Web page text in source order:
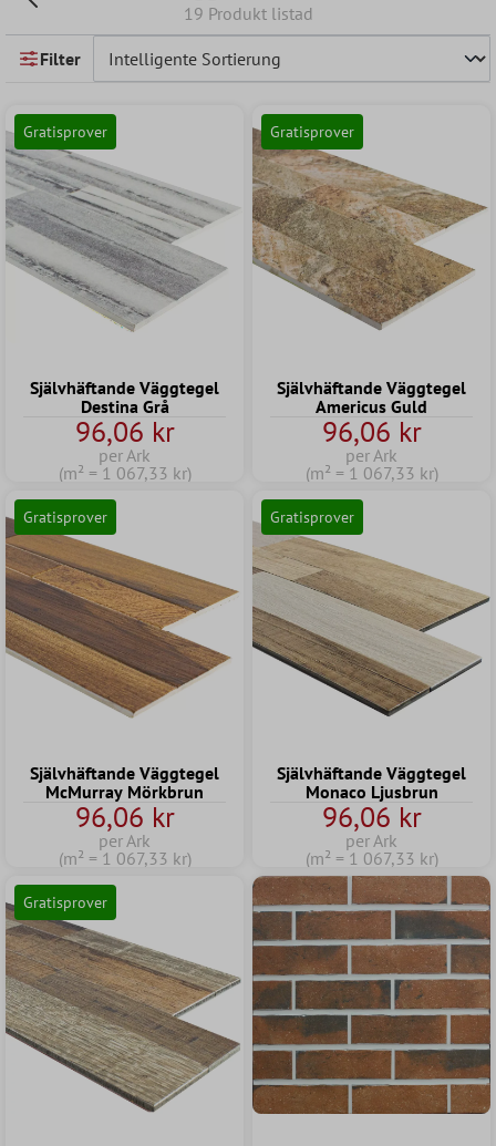
19 Produkt listad
Filter
Gratisprover
Självhäftande Väggtegel
Destina Grå
96,06 kr
per Ark
(m² = 1 067,33 kr)
Gratisprover
Självhäftande Väggtegel
Americus Guld
96,06 kr
per Ark
(m² = 1 067,33 kr)
Gratisprover
Självhäftande Väggtegel
McMurray Mörkbrun
96,06 kr
per Ark
(m² = 1 067,33 kr)
Gratisprover
Självhäftande Väggtegel
Monaco Ljusbrun
96,06 kr
per Ark
(m² = 1 067,33 kr)
Gratisprover